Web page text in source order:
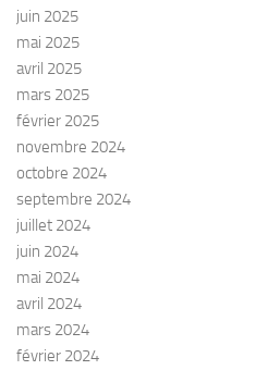
juin 2025
mai 2025
avril 2025
mars 2025
février 2025
novembre 2024
octobre 2024
septembre 2024
juillet 2024
juin 2024
mai 2024
avril 2024
mars 2024
février 2024